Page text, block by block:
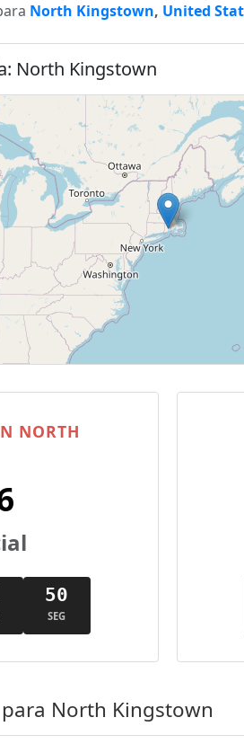
North Kingstown, United
North Kingstown
NORTH
49
SEG
North Kingstown